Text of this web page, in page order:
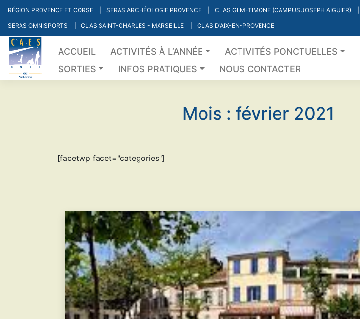
Skip
content
RÉGION PROVENCE ET CORSE SERAS ARCHÉOLOGIE PROVENCE CLAS GLM-TIMONE (CAMPUS JOSEPH AIGUIER)
SERAS OMNISPORTS CLAS SAINT-CHARLES - MARSEILLE CLAS D'AIX-EN-PROVENCE
ACCUEIL ACTIVITÉS À L’ANNÉE ACTIVITÉS PONCTUELLES
SORTIES
INFOS PRATIQUES NOUS CONTACTER
Mois : février 2021
[facetwp facet="categories"]